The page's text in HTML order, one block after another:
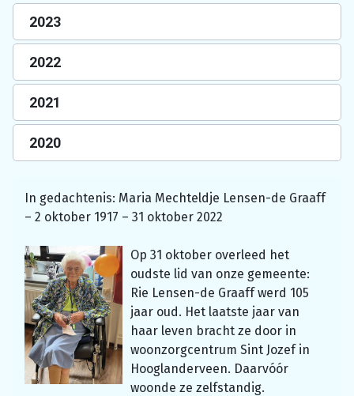
2023
2022
2021
2020
In gedachtenis: Maria Mechteldje Lensen-de Graaff
– 2 oktober 1917 – 31 oktober 2022
Op 31 oktober overleed het
oudste lid van onze gemeente:
Rie Lensen-de Graaff werd 105
jaar oud. Het laatste jaar van
haar leven bracht ze door in
woonzorgcentrum Sint Jozef in
Hooglanderveen. Daarvóór
woonde ze zelfstandig.